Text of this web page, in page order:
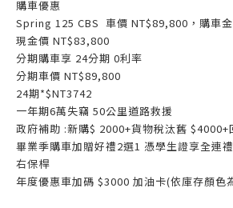
購車優惠
Spring 125 CBS 車價 NT$89,800， 購車
現金價 NT$83,800
分期購車享 24分期 0利率
分期車價 NT$89,800
24期*$NT3742
一年期6萬失竊 50公里道路救援
政府補助 :新購$ 2000+貨物稅汰舊
畢業季購車加贈好禮2選1 憑學生證享全連
右保桿
年度優惠車加碼 $3000 加油卡(依庫存顏色